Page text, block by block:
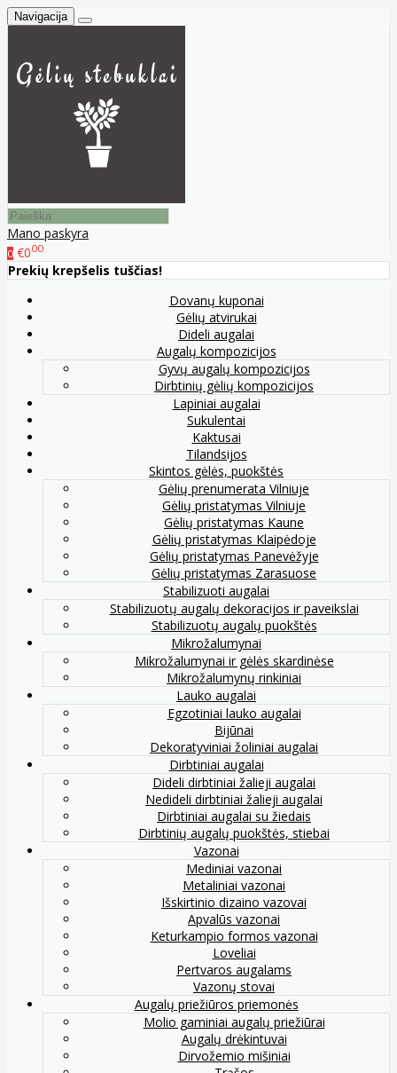
Navigacija
Mano paskyra
0 €000
Prekių krepšelis tuščias!
Dovanų kuponai
Gėlių atvirukai
Dideli augalai
Augalų kompozicijos
Gyvų augalų kompozicijos
Dirbtinių gėlių kompozicijos
Lapiniai augalai
Sukulentai
Kaktusai
Tilandsijos
Skintos gėlės, puokštės
Gėlių prenumerata Vilniuje
Gėlių pristatymas Vilniuje
Gėlių pristatymas Kaune
Gėlių pristatymas Klaipėdoje
Gėlių pristatymas Panevėžyje
Gėlių pristatymas Zarasuose
Stabilizuoti augalai
Stabilizuotų augalų dekoracijos ir paveikslai
Stabilizuotų augalų puokštės
Mikrožalumynai
Mikrožalumynai ir gėlės skardinėse
Mikrožalumynų rinkiniai
Lauko augalai
Egzotiniai lauko augalai
Bijūnai
Dekoratyviniai žoliniai augalai
Dirbtiniai augalai
Dideli dirbtiniai žalieji augalai
Nedideli dirbtiniai žalieji augalai
Dirbtiniai augalai su žiedais
Dirbtinių augalų puokštės, stiebai
Vazonai
Mediniai vazonai
Metaliniai vazonai
Išskirtinio dizaino vazovai
Apvalūs vazonai
Keturkampio formos vazonai
Loveliai
Pertvaros augalams
Vazonų stovai
Augalų priežiūros priemonės
Molio gaminiai augalų priežiūrai
Augalų drėkintuvai
Dirvožemio mišiniai